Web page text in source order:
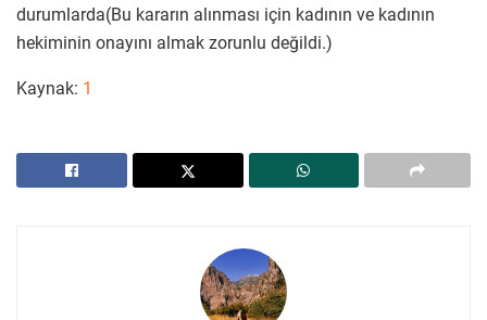
durumlarda(Bu kararın alınması için kadının ve kadının
hekiminin onayını almak zorunlu değildi.)
Kaynak: 1